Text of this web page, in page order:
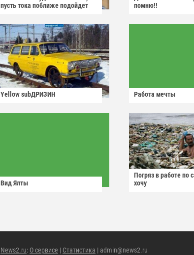
пусть тока поближе подойдет
помню!!
Yellow subДРИЗИН Работа мечты
Вид Ялты
Погряз в работе по
хочу
News2.ru: О сервисе | Статистика | admin@news2.ru